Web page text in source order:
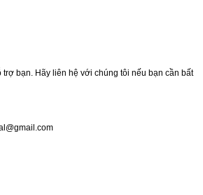
bạn. Hãy liên hệ với chúng tôi nếu bạn cần bất